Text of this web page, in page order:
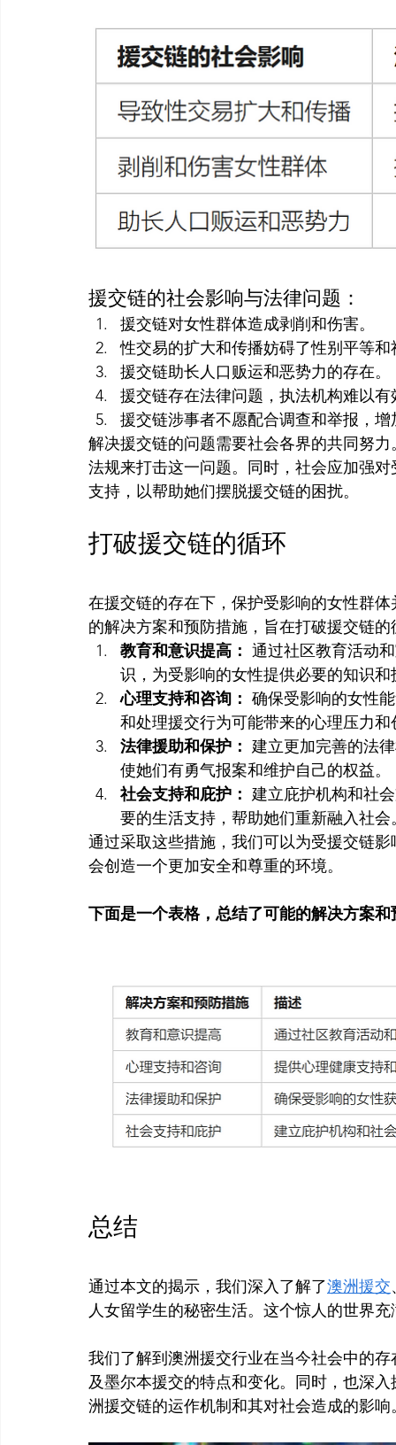
援交链的社会影响与法律问题：
援交链对女性群体造成剥削和伤害。
性交易的扩大和传播妨碍了性别平等和
援交链助长人口贩运和恶势力的存在。
援交链存在法律问题，执法机构难以有
援交链涉事者不愿配合调查和举报，
解决援交链的问题需要社会各界的共同努
法规来打击这一问题。同时，社会应加强
支持，以帮助她们摆脱援交链的困扰。
打破援交链的循环
在援交链的存在下，保护受影响的女性群
的解决方案和预防措施，旨在打破援交链的
教育和意识提高： 通过社区教育活动
识，为受影响的女性提供必要的知识和
心理支持和咨询： 确保受影响的女性
和处理援交行为可能带来的心理压力和
法律援助和保护： 建立更加完善的法
使她们有勇气报案和维护自己的权益。
社会支持和庇护： 建立庇护机构和社
要的生活支持，帮助她们重新融入社会
通过采取这些措施，我们可以为受援交链
会创造一个更加安全和尊重的环境。
下面是一个表格，总结了可能的解决方案和
总结
通过本文的揭示，我们深入了解了澳洲援交
人女留学生的秘密生活。这个惊人的世界
我们了解到澳洲援交行业在当今社会中的
及墨尔本援交的特点和变化。同时，也深
洲援交链的运作机制和其对社会造成的影响